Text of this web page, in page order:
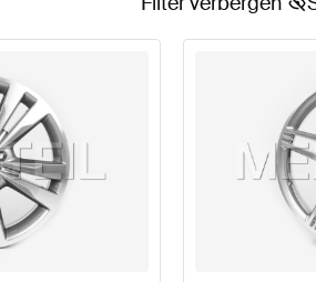
Räder & Reifen
A-Klasse